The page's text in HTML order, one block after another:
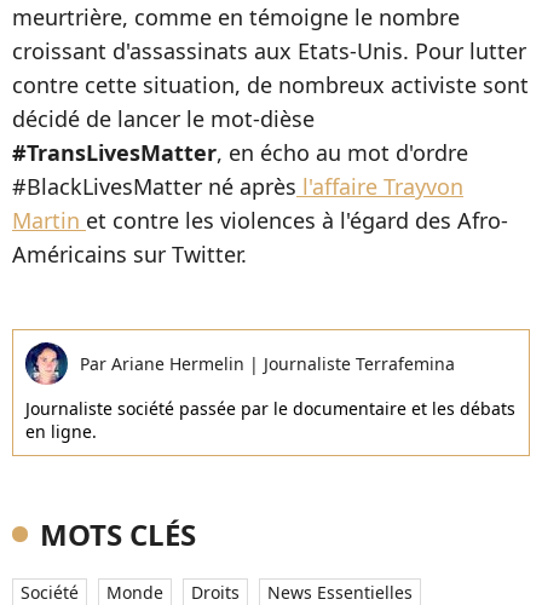
meurtrière, comme en témoigne le nombre
croissant d'assassinats aux Etats-Unis. Pour lutter
contre cette situation, de nombreux activiste sont
décidé de lancer le mot-dièse
#TransLivesMatter, en écho au mot d'ordre
#BlackLivesMatter né après l'affaire Trayvon
Martin et contre les violences à l'égard des Afro-
Américains sur Twitter.
Par Ariane Hermelin | Journaliste Terrafemina
Journaliste société passée par le documentaire et les débats
en ligne.
MOTS CLÉS
Société Monde Droits News Essentielles